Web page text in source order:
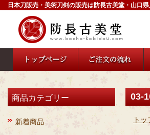
日本刀販売・美術刀剣の販売は防長古美堂・山口県
商品カテゴリー
新着商品
03-
ト